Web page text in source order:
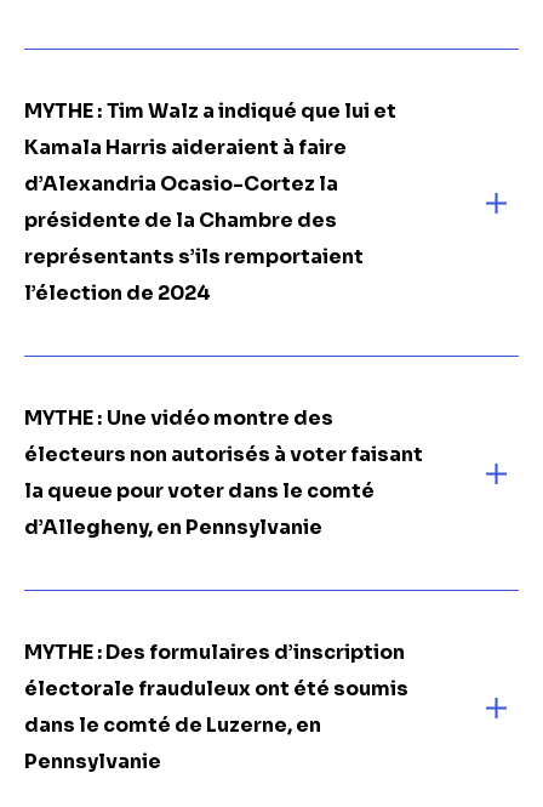
MYTHE :Tim Walz a indiqué que lui et
Kamala Harris aideraient à faire
d’Alexandria Ocasio-Cortez la
présidente de la Chambre des
représentants s’ils remportaient
l’élection de 2024
MYTHE : Une vidéo montre des
électeurs non autorisés à voterfaisant
la queue pour voter dans le comté
d’Allegheny, en Pennsylvanie
MYTHE :Des formulaires d’inscription
électorale frauduleux ont été soumis
dans le comté de Luzerne, en
Pennsylvanie